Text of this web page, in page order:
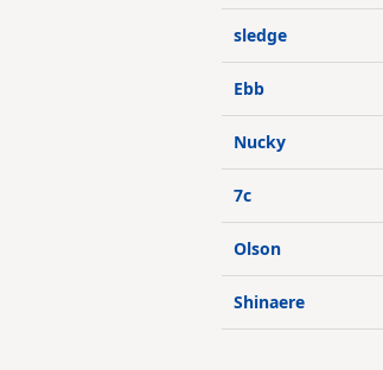
sledge
Ebb
Nucky
7c
Olson
Shinaere